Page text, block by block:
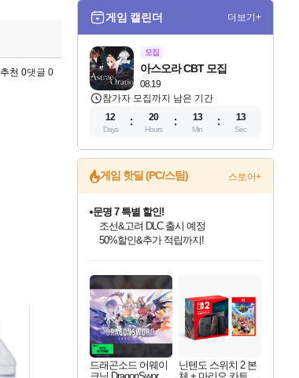
추천 0댓글 0
게임 캘린더 더보기+
모집
08.19
아스오라 CBT 모집
참가자 모집까지 남은 기간
12
Days
20
Hours
13
Min
12
Sec
게임 핫딜 (PC/스팀) 스토어+
최대 90% 할인가를 만나보세요!
네이버혜택과 함께 만나보세요!
문명 7 특별 할인!
조선&고려 DLC 출시 예정
50%할인&추가 적립까지!
귀무자: 검의 길 예약 판매 중!
10% 할인과
네이버 혜택가와 함께 예약하세요!
할인&네이버혜택으로 만나보세요!
네이버페이 혜택과 만나보세요!
40주년 프로모션으로 만나보세요!
네이버 포인트 혜택까지!
할인가에 만나보세요!
일부 에디션 상시 할인!
혜택으로 예약 판매 중
편안하게 충전하세요
드래곤소드 어웨이
닌텐도 스위치 2 본